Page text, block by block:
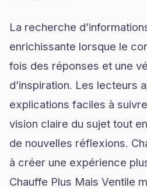
La recherche
enrichissante lorsque le
fois des réponses et une
d’inspiration. Les lecteurs
explications faciles à
vision claire du sujet tout
de nouvelles réflexions.
à créer une expérience
Chauffe Plus Mais Ventile